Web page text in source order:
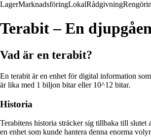
LagerMarknadsföringLokalRådgivning
Terabit – En
Vad är en terabit?
En terabit är en enhet för digital information
är lika med 1 biljon bitar eller 10^12 bitar.
Historia
Terabitens historia sträcker sig tillbaka till slutet
en enhet som kunde hantera denna enorma